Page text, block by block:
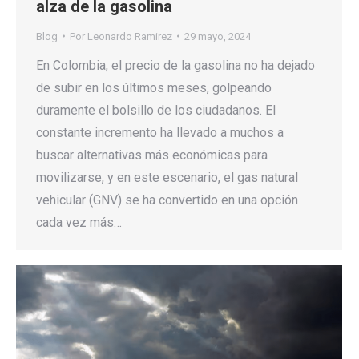
alza de la gasolina
Blog Por Leonardo Ramirez 29 mayo, 2024
En Colombia, el precio de la gasolina no ha dejado
de subir en los últimos meses, golpeando
duramente el bolsillo de los ciudadanos. El
constante incremento ha llevado a muchos a
buscar alternativas más económicas para
movilizarse, y en este escenario, el gas natural
vehicular (GNV) se ha convertido en una opción
cada vez más…